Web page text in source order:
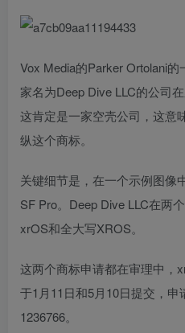
Vox Media的Parker Ortolani
家名为Deep Dive LLC的公司
这肯定是一家空壳公司，这意
纵这个商标。
关键细节是，在一个示例图像
SF Pro。Deep Dive LLC在两
xrOS和全大写XROS。
这两个商标申请都在审理中，
于1月11日和5月10日提交，申
1236766。